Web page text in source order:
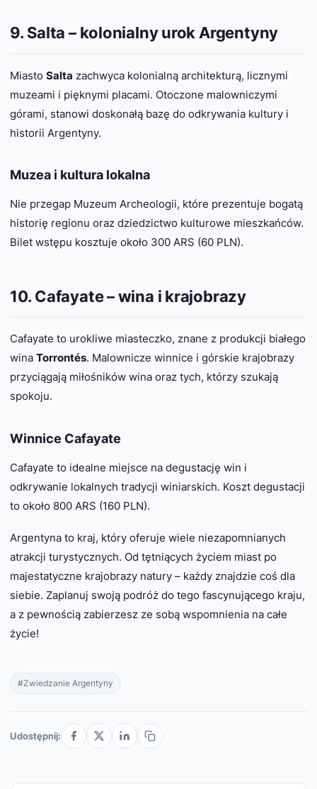
9. Salta – kolonialny urok Argentyny
Miasto Salta zachwyca kolonialną architekturą, licznymi
muzeami i pięknymi placami. Otoczone malowniczymi
górami, stanowi doskonałą bazę do odkrywania kultury i
historii Argentyny.
Muzea i kultura lokalna
Nie przegap Muzeum Archeologii, które prezentuje bogatą
historię regionu oraz dziedzictwo kulturowe mieszkańców.
Bilet wstępu kosztuje około 300 ARS (60 PLN).
10. Cafayate – wina i krajobrazy
Cafayate to urokliwe miasteczko, znane z produkcji białego
wina Torrontés. Malownicze winnice i górskie krajobrazy
przyciągają miłośników wina oraz tych, którzy szukają
spokoju.
Winnice Cafayate
Cafayate to idealne miejsce na degustację win i
odkrywanie lokalnych tradycji winiarskich. Koszt degustacji
to około 800 ARS (160 PLN).
Argentyna to kraj, który oferuje wiele niezapomnianych
atrakcji turystycznych. Od tętniących życiem miast po
majestatyczne krajobrazy natury – każdy znajdzie coś dla
siebie. Zaplanuj swoją podróż do tego fascynującego kraju,
a z pewnością zabierzesz ze sobą wspomnienia na całe
życie!
#Zwiedzanie Argentyny
Udostępnij: